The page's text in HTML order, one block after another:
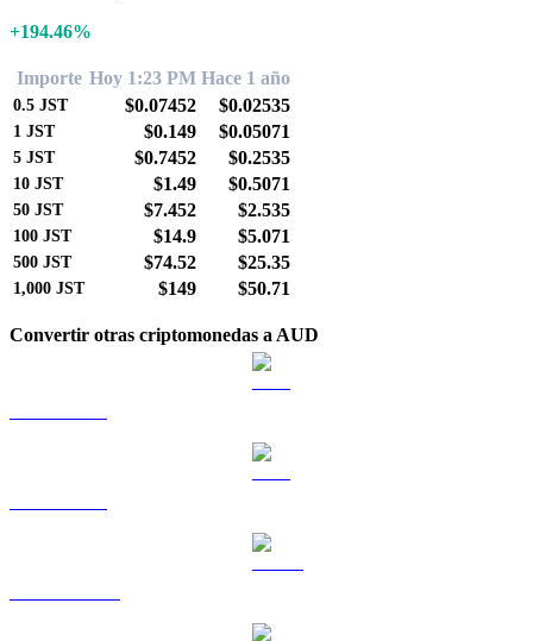
+194.46%
Importe Hoy 1:23 PM Hace 1 año
0.5 JST $0.07452 $0.02535
1 JST $0.149 $0.05071
5 JST $0.7452 $0.2535
10 JST $1.49 $0.5071
50 JST $7.452 $2.535
100 JST $14.9 $5.071
500 JST $74.52 $25.35
1,000 JST $149 $50.71
Convertir otras criptomonedas a AUD